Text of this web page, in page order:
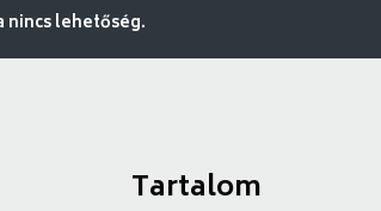
nincs lehetőség.
Tartalom